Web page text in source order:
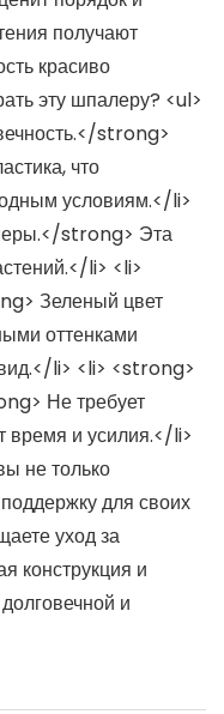
получают
красиво
эту шпалеру? <ul>
strong>
что
условиям.</li>
strong> Эта
li> <li>
Зеленый цвет
оттенками
li> <li> <strong>
Не требует
время и усилия.</li>
не только
для своих
уход за
конструкция и
и